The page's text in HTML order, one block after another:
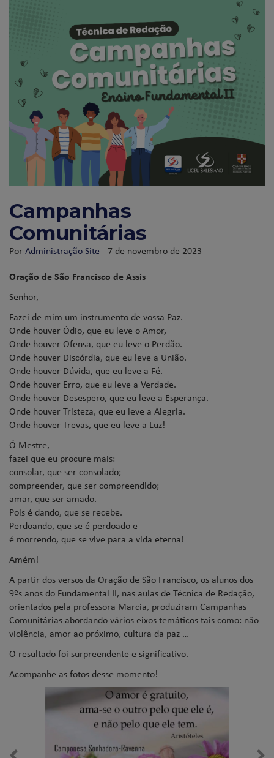
Campanhas
Comunitárias
PorAdministração Site - 7 de novembro de 2023
Oração de São Francisco de Assis
Senhor,
Fazei de mim um instrumento de vossa Paz.
Onde houver Ódio, que eu leve o Amor,
Onde houver Ofensa, que eu leve o Perdão.
Onde houver Discórdia, que eu leve a União.
Onde houver Dúvida, que eu leve a Fé.
Onde houver Erro, que eu leve a Verdade.
Onde houver Desespero, que eu leve a Esperança.
Onde houver Tristeza, que eu leve a Alegria.
Onde houver Trevas, que eu leve a Luz!
Ó Mestre,
fazei que eu procure mais:
consolar, que ser consolado;
compreender, que ser compreendido;
amar, que ser amado.
Pois é dando, que se recebe.
Perdoando, que se é perdoado e
é morrendo, que se vive para a vida eterna!
Amém!
A partir dos versos da Oração de São Francisco, os alunos dos
9ºs anos do Fundamental II, nas aulas de Técnica de Redação,
orientados pela professora Marcia, produziram Campanhas
Comunitárias abordando vários eixos temáticos tais como: não
violência, amor ao próximo, cultura da paz …
O resultado foi surpreendente e significativo.
Acompanhe as fotos desse momento!